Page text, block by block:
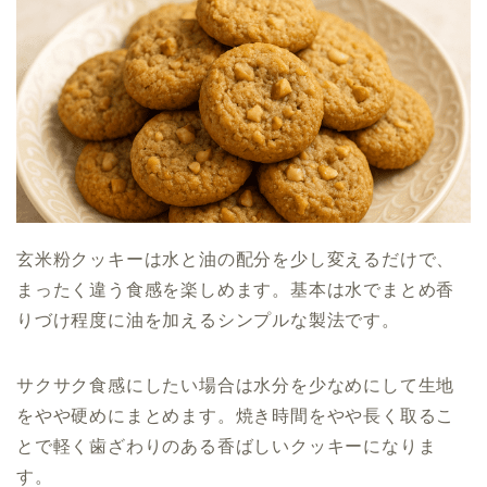
玄米粉クッキーは水と油の配分を少し変えるだけで、
まったく違う食感を楽しめます。基本は水でまとめ香
りづけ程度に油を加えるシンプルな製法です。
サクサク食感にしたい場合は水分を少なめにして生地
をやや硬めにまとめます。焼き時間をやや長く取るこ
とで軽く歯ざわりのある香ばしいクッキーになりま
す。